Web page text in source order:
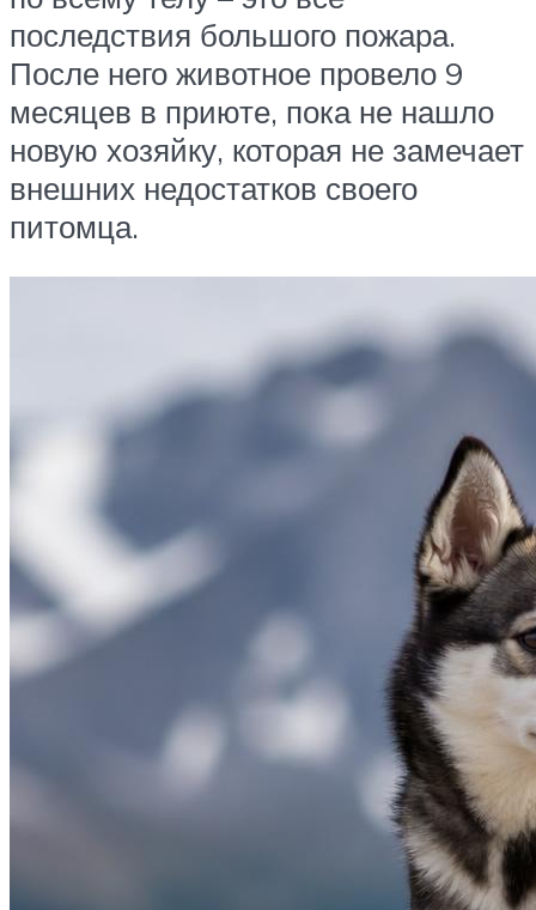
последствия большого пожара.
После него животное провело 9
месяцев в приюте, пока не нашло
новую хозяйку, которая не замечает
внешних недостатков своего
питомца.